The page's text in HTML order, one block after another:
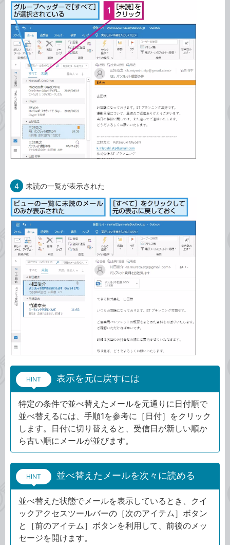
4 未読の一覧が表示された
HINT 表示を元に戻すには
特定の条件で並べ替えたメールを元通りに日付順で
並べ替えるには、手順1を参考に［日付］をクリック
します。日付に切り替えると、受信日が新しい順か
ら古い順にメールが並びます。
HINT 並べ替えたメールを次々に読める
並べ替えた状態でメールを表示しているとき、クイ
ックアクセスツールバーの［次のアイテム］ボタン
と［前のアイテム］ボタンを利用して、前後のメッ
セージを開けます。